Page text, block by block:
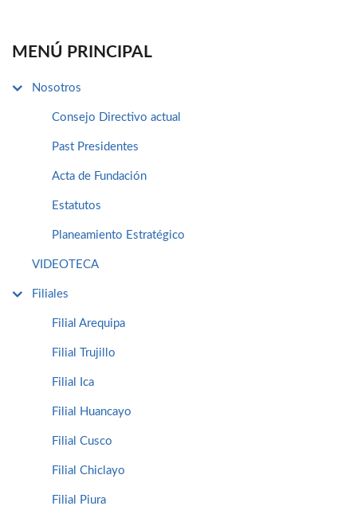
MENÚ PRINCIPAL
Nosotros
Consejo Directivo actual
Past Presidentes
Acta de Fundación
Estatutos
Planeamiento Estratégico
VIDEOTECA
Filiales
Filial Arequipa
Filial Trujillo
Filial Ica
Filial Huancayo
Filial Cusco
Filial Chiclayo
Filial Piura